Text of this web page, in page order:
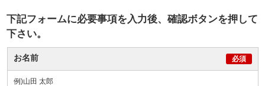
下記フォームに必要事項を入力後、確認ボタンを押して
下さい。
お名前
例)山田 太郎